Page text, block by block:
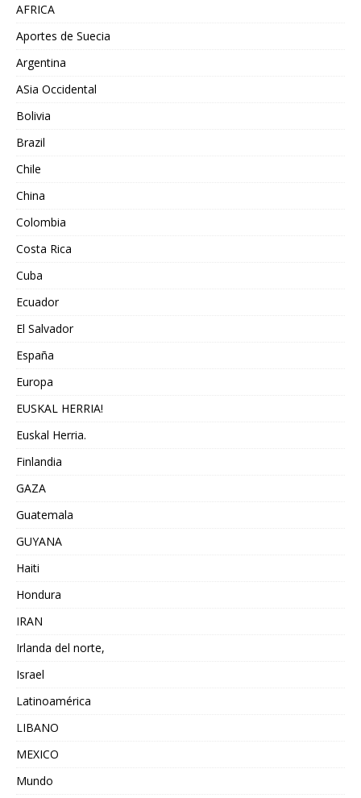
AFRICA
Aportes de Suecia
Argentina
ASia Occidental
Bolivia
Brazil
Chile
China
Colombia
Costa Rica
Cuba
Ecuador
El Salvador
España
Europa
EUSKAL HERRIA!
Euskal Herria.
Finlandia
GAZA
Guatemala
GUYANA
Haiti
Hondura
IRAN
Irlanda del norte,
Israel
Latinoamérica
LIBANO
MEXICO
Mundo